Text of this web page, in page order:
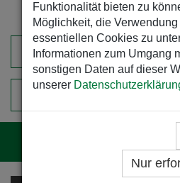
Funktionalität bieten zu
Möglichkeit, die
essentiellen Cookies zu
Informationen zum Umgang
sonstigen Daten auf dieser
unserer
Nur